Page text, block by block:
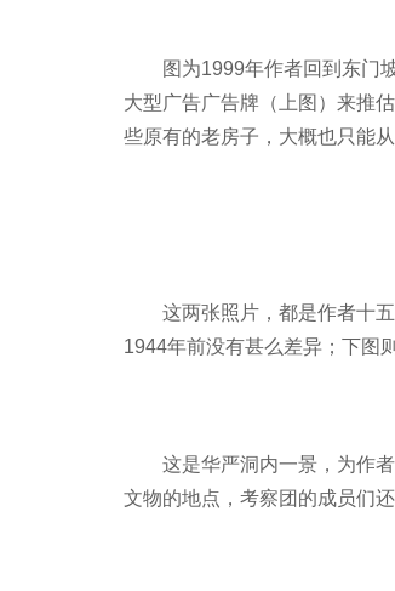
图为1999年作者回到东门
大型广告广告牌（上图）来推
些原有的老房子，大概也只能
这两张照片，都是作者十
1944年前没有甚么差异；下图
这是华严洞内一景，为作
文物的地点，考察团的成员们